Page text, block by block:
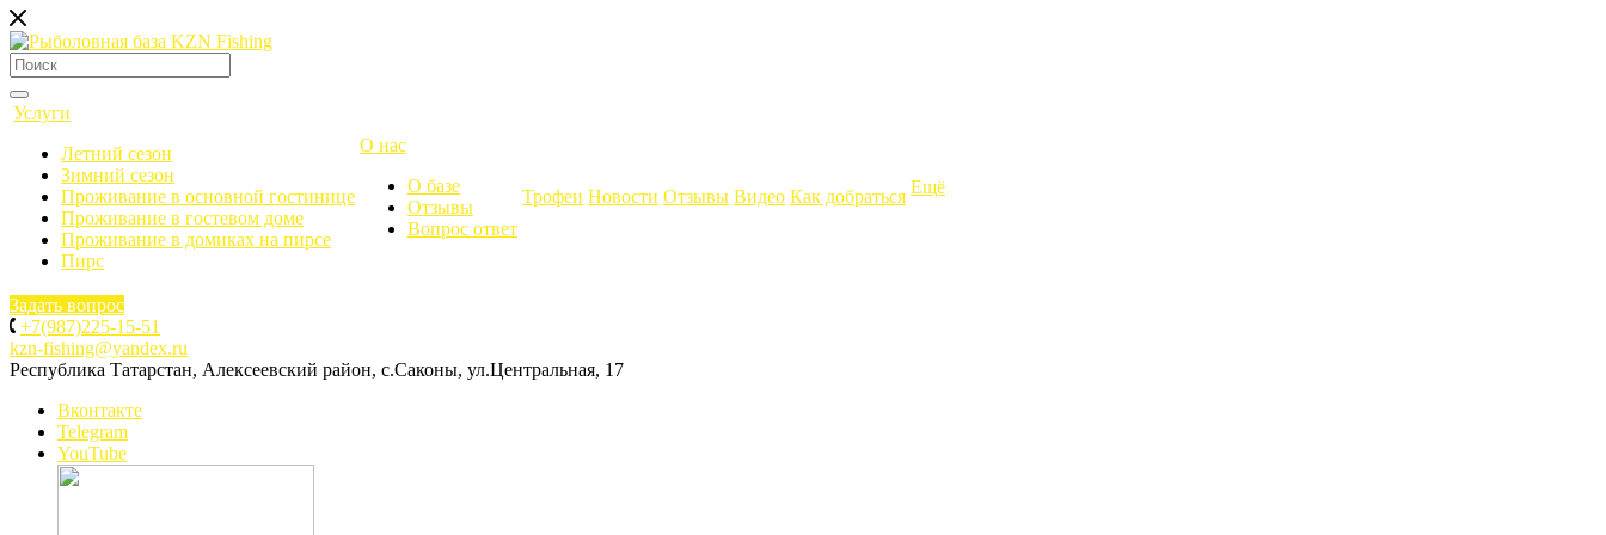
Услуги
Летний сезон
Зимний сезон
Проживание в основной гостинице
Проживание в гостевом доме
Проживание в домиках на пирсе
Пирс
О нас
О базе
Отзывы
Вопрос ответ
Трофеи Новости Отзывы Видео Как добраться Ещё
Задать вопрос
+7(987)225-15-51
kzn-fishing@yandex.ru
Республика Татарстан, Алексеевский район, с.Саконы, ул.Центральная, 17
Вконтакте
Telegram
YouTube